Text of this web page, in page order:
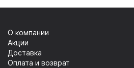
О компании
Акции
Доставка
Оплата и возврат